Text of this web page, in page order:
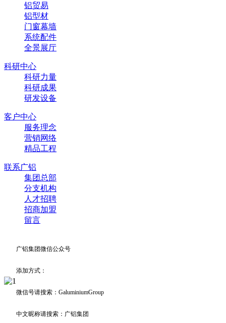
铝贸易
铝型材
门窗幕墙
系统配件
全景展厅
科研中心
科研力量
科研成果
研发设备
客户中心
服务理念
营销网络
精品工程
联系广铝
集团总部
分支机构
人才招聘
招商加盟
留言
广铝集团微信公众号
添加方式：
微信号请搜索：GaluminiumGroup
中文昵称请搜索：广铝集团